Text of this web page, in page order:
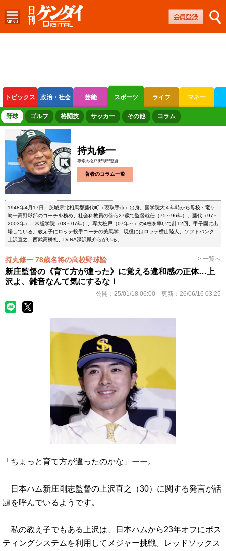
トピックス 政治・社会 芸能 スポーツ ライフ マネー
ボートレース 競輪 オートレース
野球 ゴルフ 格闘技 サッカー その他 コラム
持丸修一
専修大松戸 野球部監督
著者のコラム一覧
1948年4月17日、茨城県北相馬郡藤代町（現取手市）出身。国学院大４年時から母校・竜ケ
崎一高野球部のコーチを務め、社会科教員の傍ら27歳で監督就任（75～96年）。藤代（97～
2003年）、常総学院（03～07年）、専大松戸（07年～）の4校を率いて計12回、甲子園に出
場している。教え子にロッテ投手コーチの美馬学、現役にはロッテ横山陸人、ソフトバンク
上沢直之、西武高橋礼、DeNA深沢鳳介らがいる。
持丸修一 78歳名将の高校野球論 > 一覧へ
新庄監督の《育て方が違った》に覚える違和感の正体…上
沢よ、雑音なんて気にするな！
公開： 25/01/18 06:00 更新： 26/06/16 03:25
「ちょっと育て方が違ったのかな」ーー。
日本ハム新庄剛志監督の上沢直之（30）に関する発言が話
題を呼んでいるようです。
私の教え子でもある上沢は、日本ハムから23年オフにポス
ティングシステムを利用してメジャー挑戦。レッドソックス